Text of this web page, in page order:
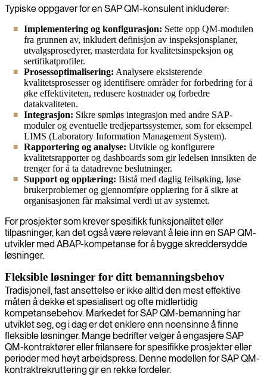
Typiske oppgaver for en SAP QM-konsulent inkluderer:
Implementering og konfigurasjon: Sette opp QM-modulen
fra grunnen av, inkludert definisjon av inspeksjonsplaner,
utvalgsprosedyrer, masterdata for kvalitetsinspeksjon og
sertifikatprofiler.
Prosessoptimalisering: Analysere eksisterende
kvalitetsprosesser og identifisere områder for forbedring for å
øke effektiviteten, redusere kostnader og forbedre
datakvaliteten.
Integrasjon: Sikre sømløs integrasjon med andre SAP-
moduler og eventuelle tredjepartssystemer, som for eksempel
LIMS (Laboratory Information Management System).
Rapportering og analyse: Utvikle og konfigurere
kvalitetsrapporter og dashboards som gir ledelsen innsikten de
trenger for å ta datadrevne beslutninger.
Support og opplæring: Bistå med daglig feilsøking, løse
brukerproblemer og gjennomføre opplæring for å sikre at
organisasjonen får maksimal verdi ut av systemet.
For prosjekter som krever spesifikk funksjonalitet eller
tilpasninger, kan det også være relevant å leie inn en SAP QM-
utvikler med ABAP-kompetanse for å bygge skreddersydde
løsninger.
Fleksible løsninger for ditt bemanningsbehov
Tradisjonell, fast ansettelse er ikke alltid den mest effektive
måten å dekke et spesialisert og ofte midlertidig
kompetansebehov. Markedet for SAP QM-bemanning har
utviklet seg, og i dag er det enklere enn noensinne å finne
fleksible løsninger. Mange bedrifter velger å engasjere SAP
QM-kontraktører eller frilansere for spesifikke prosjekter eller
perioder med høyt arbeidspress. Denne modellen for SAP QM-
kontraktrekruttering gir en rekke fordeler.